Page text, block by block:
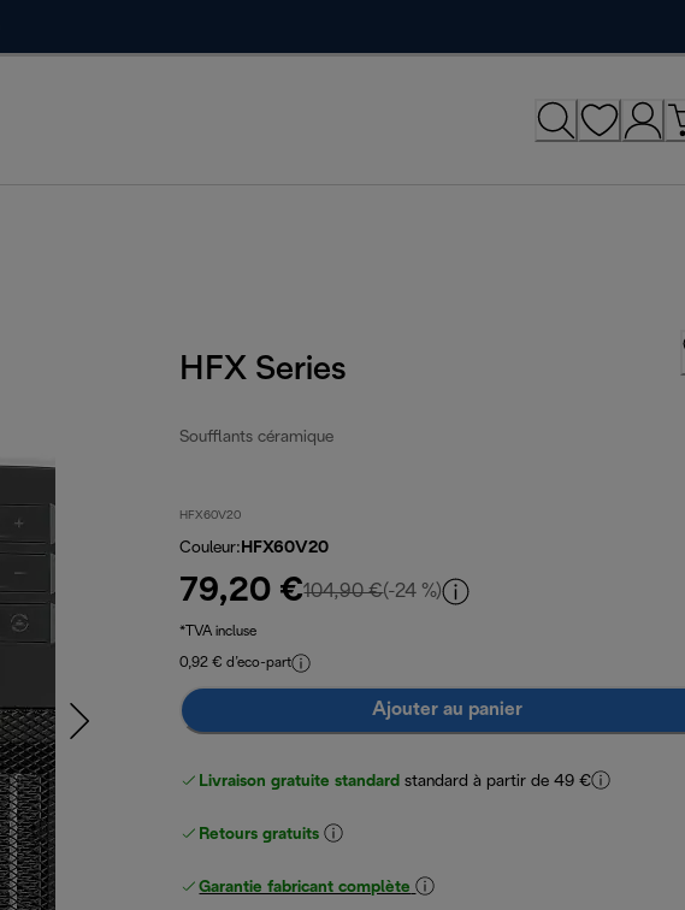
HFX Series
Soufflants céramique
HFX60V20
Couleur: HFX60V20
79,20 €104,90 €prix original 104,90 €
(-24 %)
*TVA incluse
0,92 € d’eco-part
Ajouter au panier
Livraison gratuite standard standard à partir de 49 €
Retours gratuits
Garantie fabricant complète